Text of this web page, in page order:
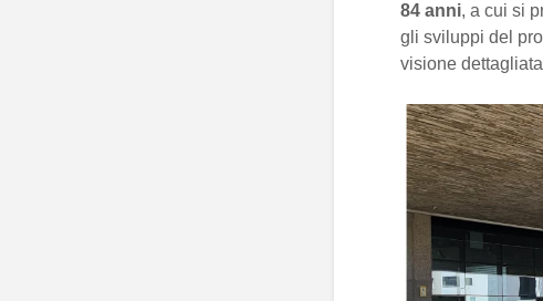
84 anni, a cui si
gli sviluppi del
visione